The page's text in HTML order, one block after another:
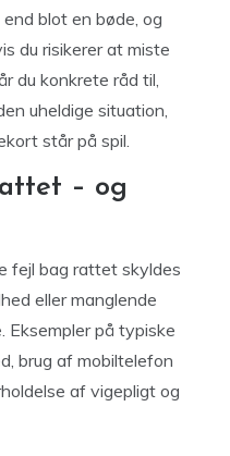
blot en bøde, og
du risikerer at miste
du konkrete råd til,
uheldige situation,
står på spil.
– og
fejl bag rattet skyldes
eller manglende
Eksempler på typiske
brug af mobiltelefon
af vigepligt og